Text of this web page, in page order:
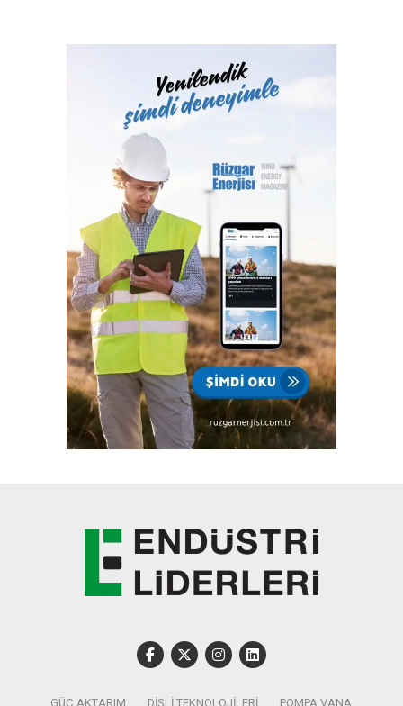
GÜÇ AKTARIM DIŞLI TEKNOLOJILERI POMPA VANA